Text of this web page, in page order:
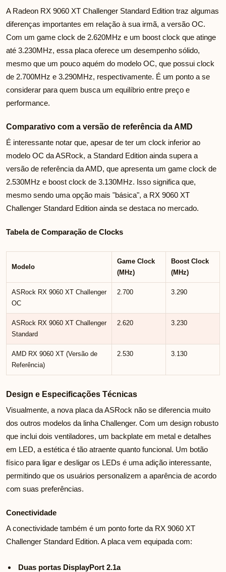
A Radeon RX 9060 XT Challenger Standard Edition traz algumas
diferenças importantes em relação à sua irmã, a versão OC.
Com um game clock de 2.620MHz e um boost clock que atinge
até 3.230MHz, essa placa oferece um desempenho sólido,
mesmo que um pouco aquém do modelo OC, que possui clock
de 2.700MHz e 3.290MHz, respectivamente. É um ponto a se
considerar para quem busca um equilíbrio entre preço e
performance.
Comparativo com a versão de referência da AMD
É interessante notar que, apesar de ter um clock inferior ao
modelo OC da ASRock, a Standard Edition ainda supera a
versão de referência da AMD, que apresenta um game clock de
2.530MHz e boost clock de 3.130MHz. Isso significa que,
mesmo sendo uma opção mais "básica", a RX 9060 XT
Challenger Standard Edition ainda se destaca no mercado.
Tabela de Comparação de Clocks
Modelo
Game Clock
(MHz)
Boost Clock
(MHz)
ASRock RX 9060 XT Challenger
OC
2.700 3.290
ASRock RX 9060 XT Challenger
Standard
2.620 3.230
AMD RX 9060 XT (Versão de
Referência)
2.530 3.130
Design e Especificações Técnicas
Visualmente, a nova placa da ASRock não se diferencia muito
dos outros modelos da linha Challenger. Com um design robusto
que inclui dois ventiladores, um backplate em metal e detalhes
em LED, a estética é tão atraente quanto funcional. Um botão
físico para ligar e desligar os LEDs é uma adição interessante,
permitindo que os usuários personalizem a aparência de acordo
com suas preferências.
Conectividade
A conectividade também é um ponto forte da RX 9060 XT
Challenger Standard Edition. A placa vem equipada com:
Duas portas DisplayPort 2.1a